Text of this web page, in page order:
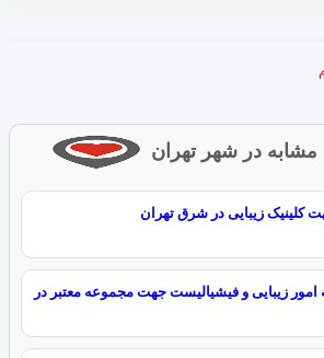
در شهر تهران
کلینیک زیبایی در شرق تهران
زیبایی و فیشیالیست جهت مجموعه معتبر در